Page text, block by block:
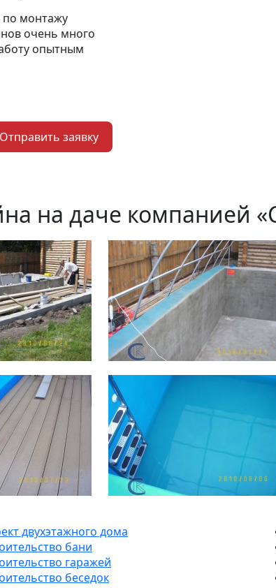
по монтажу
очень много
опытным
Отправить заявку
на даче компанией
двухэтажного дома
бани
гаражей
беседок